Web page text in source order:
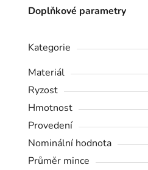
Doplňkové parametry
Kategorie
Materiál
Ryzost
Hmotnost
Provedení
Nominální hodnota
Průměr mince